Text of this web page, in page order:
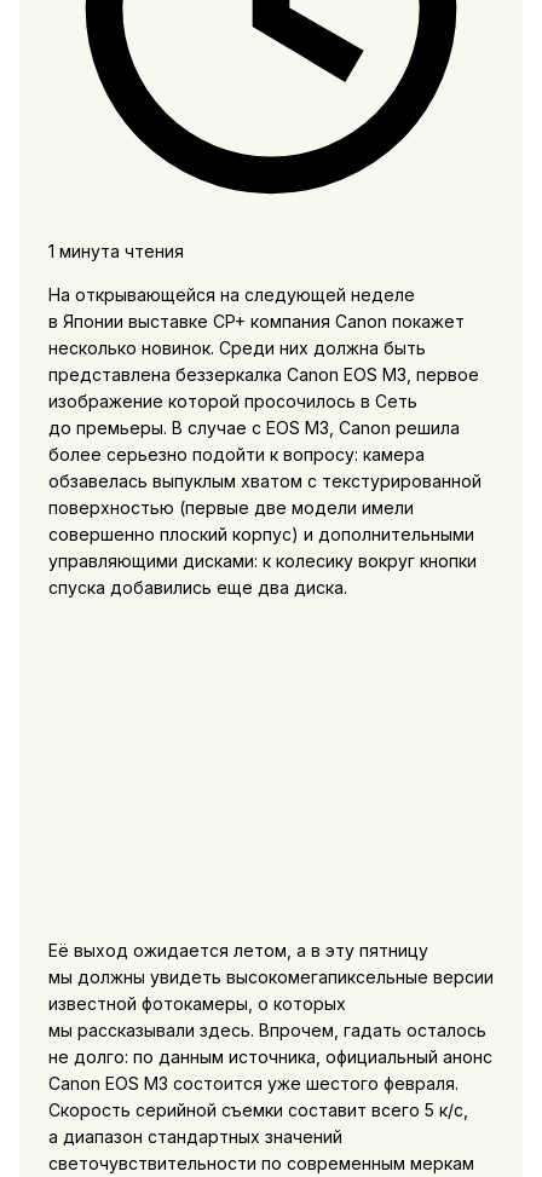
1 минута чтения
На открывающейся на следующей неделе
в Японии выставке CP+ компания Canon покажет
несколько новинок. Среди них должна быть
представлена беззеркалка Canon EOS M3, первое
изображение которой просочилось в Сеть
до премьеры. В случае с EOS M3, Canon решила
более серьезно подойти к вопросу: камера
обзавелась выпуклым хватом с текстурированной
поверхностью (первые две модели имели
совершенно плоский корпус) и дополнительными
управляющими дисками: к колесику вокруг кнопки
спуска добавились еще два диска.
Её выход ожидается летом, а в эту пятницу
мы должны увидеть высокомегапиксельные версии
известной фотокамеры, о которых
мы рассказывали здесь. Впрочем, гадать осталось
не долго: по данным источника, официальный анонс
Canon EOS M3 состоится уже шестого февраля.
Скорость серийной съемки составит всего 5 к/с,
а диапазон стандартных значений
светочувствительности по современным меркам